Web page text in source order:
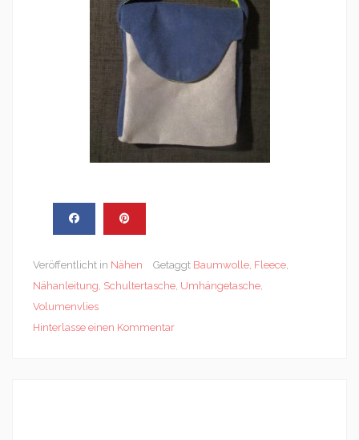
Veröffentlicht in Nähen Getaggt Baumwolle, Fleece,
Nähanleitung, Schultertasche, Umhängetasche,
Volumenvlies
Hinterlasse einen Kommentar